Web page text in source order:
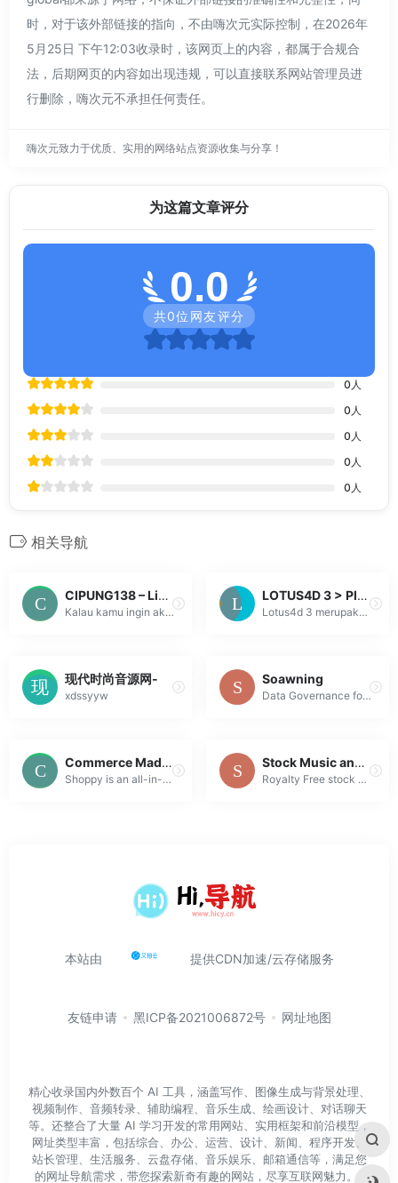
时，对于该外部链接的指向，不由嗨次元实际控制，在2026年
5月25日 下午12:03收录时，该网页上的内容，都属于合规合
法，后期网页的内容如出现违规，可以直接联系网站管理员进
行删除，嗨次元不承担任何责任。
嗨次元致力于优质、实用的网络站点资源收集与分享！
为这篇文章评分
0.0
共0位网友评分
0 人
0 人
0 人
0 人
0 人
相关导航
CIPUNG138 – Link Portal Akses Situs Bandar Slot88 Resmi Terbaru & Banyak Promo Nya
Kalau kamu ingin akses Slot88 resmi dengan cepat, CIPUNG138 menyediakan link yang cukup praktis dan mudah dipakai.
LOTUS4D 3 > Platform Hiburan gratis dengan Link Login tercepat dan Aman
Lotus4d 3 merupakan Platform hiburan gratis dengan Link login tercepat dan Aman untuk memudahkan setiap pemain untuk mengakses dan menikmati hiburan y...
现代时尚音源网-
xdssyyw
Soawning
Data Governance for Generative AI
Commerce Made Simple
Shoppy is an all-in-one payment processing and e-commerce solution. Accept payments, sell digital products from your own and more, do it all with a si...
Stock Music and Sound Effects | AudioMicro
Royalty Free stock music for any project - web, YouTube, film, TV, radio, DVDs, games, apps & more. License music and sound effects today from AudioMi...
本站由 提供CDN加速/云存储服务
友链申请 黑ICP备2021006872号 网址地图
精心收录国内外数百个 AI 工具，涵盖写作、图像生成与背景处理、
视频制作、音频转录、辅助编程、音乐生成、绘画设计、对话聊天
等。还整合了大量 AI 学习开发的常用网站、实用框架和前沿模型，
网址类型丰富，包括综合、办公、运营、设计、新闻、程序开发、
站长管理、生活服务、云盘存储、音乐娱乐、邮箱通信等，满足您
的网址导航需求，带您探索新奇有趣的网站，尽享互联网魅力。